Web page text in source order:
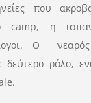
που
camp, η
Ο
δεύτερο ρόλο,